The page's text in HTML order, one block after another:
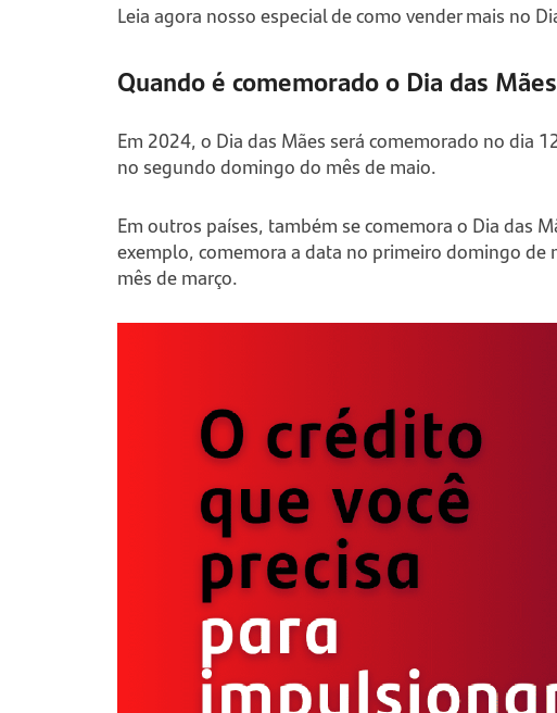
Leia agora nosso especial de como vender mais no
Quando é comemorado o Dia das
Em 2024, o Dia das Mães será comemorado no dia
no segundo domingo do mês de maio.
Em outros países, também se comemora o Dia das
exemplo, comemora a data no primeiro domingo
mês de março.